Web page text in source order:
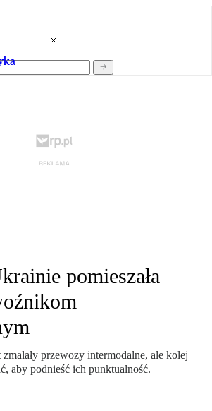
pomieszała
przewozy intermodalne, ale kolej
aby podnieść ich punktualność.